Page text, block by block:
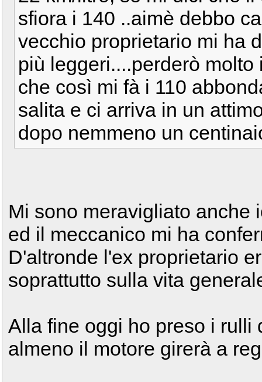
sfiora i 140 ..aimè debbo
vecchio proprietario mi ha
più leggeri....perderò
che così mi fà i 110
salita e ci arriva in un
dopo nemmeno un
Mi sono meravigliato anche
ed il meccanico mi ha
D'altronde l'ex proprietario
soprattutto sulla vita
Alla fine oggi ho preso i rulli
almeno il motore girerà a